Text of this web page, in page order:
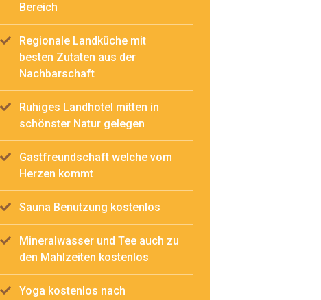
Bereich
Regionale Landküche mit
besten Zutaten aus der
Nachbarschaft
Ruhiges Landhotel mitten in
schönster Natur gelegen
Gastfreundschaft welche vom
Herzen kommt
Sauna Benutzung kostenlos
Mineralwasser und Tee auch zu
den Mahlzeiten kostenlos
Yoga kostenlos nach